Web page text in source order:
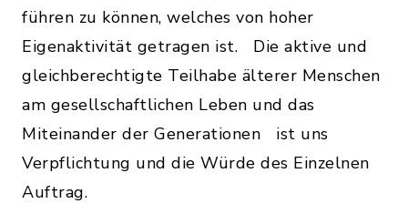
führen zu können, welches von hoher
Eigenaktivität getragen ist. Die aktive und
gleichberechtigte Teilhabe älterer Menschen
am gesellschaftlichen Leben und das
Miteinander der Generationen ist uns
Verpflichtung und die Würde des Einzelnen
Auftrag.